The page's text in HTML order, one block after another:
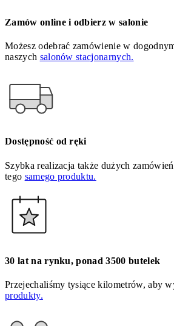
Zamów online i odbierz w salonie
Możesz odebrać zamówienie w
naszych salonów stacjonarnych.
Dostępność od ręki
Szybka realizacja także dużych
tego samego produktu.
30 lat na rynku, ponad 3500 butelek
Przejechaliśmy tysiące kilometrów, aby
produkty.